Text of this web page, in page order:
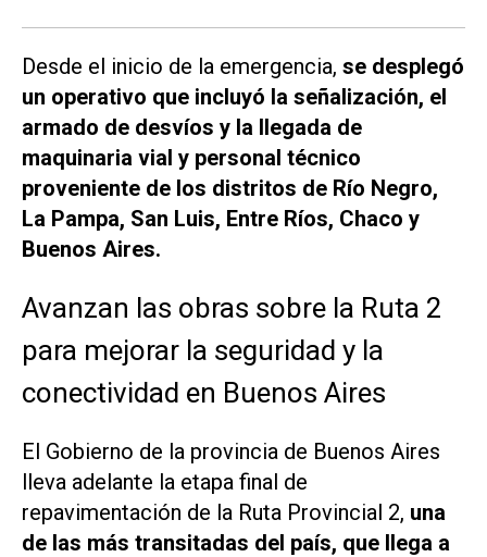
Desde el inicio de la emergencia, se desplegó
un operativo que incluyó la señalización, el
armado de desvíos y la llegada de
maquinaria vial y personal técnico
proveniente de los distritos de Río Negro,
La Pampa, San Luis, Entre Ríos, Chaco y
Buenos Aires.
Avanzan las obras sobre la Ruta 2
para mejorar la seguridad y la
conectividad en Buenos Aires
El Gobierno de la provincia de Buenos Aires
lleva adelante la etapa final de
repavimentación de la Ruta Provincial 2, una
de las más transitadas del país, que llega a